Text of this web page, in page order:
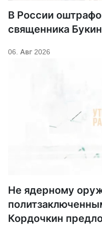
В России
священника
06. Авг 2026
Не ядерному
Кордочкин